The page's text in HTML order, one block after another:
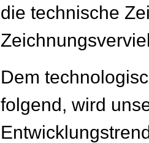
die technische
Dem
folgend, wird